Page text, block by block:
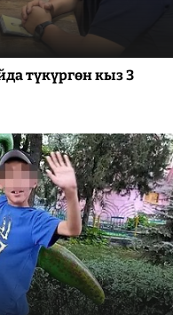
түкүргөн кыз 3